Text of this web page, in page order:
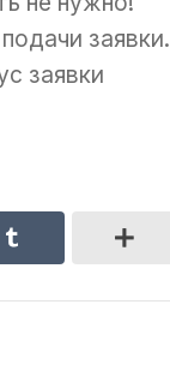
заявки.
заявки